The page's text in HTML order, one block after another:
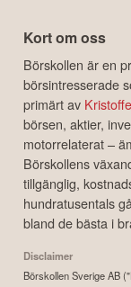
Kort om oss
Börskollen är en
börsintresserade
primärt av
börsen, aktier,
motorrelaterat –
Börskollens
tillgänglig,
hundratusentals
bland de bästa i
Disclaimer
Börskollen Sverige AB